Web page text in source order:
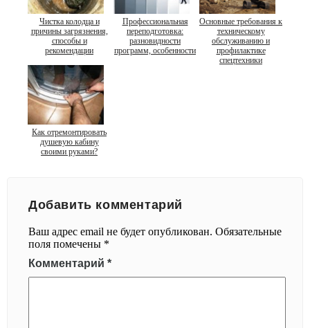
Чистка колодца и
причины загрязнения,
способы и
рекомендации
Профессиональная
переподготовка:
разновидности
программ, особенности
Основные требования к
техническому
обслуживанию и
профилактике
спецтехники
Как отремонтировать
душевую кабину
своими руками?
Добавить комментарий
Ваш адрес email не будет опубликован. Обязательные
поля помечены *
Комментарий *